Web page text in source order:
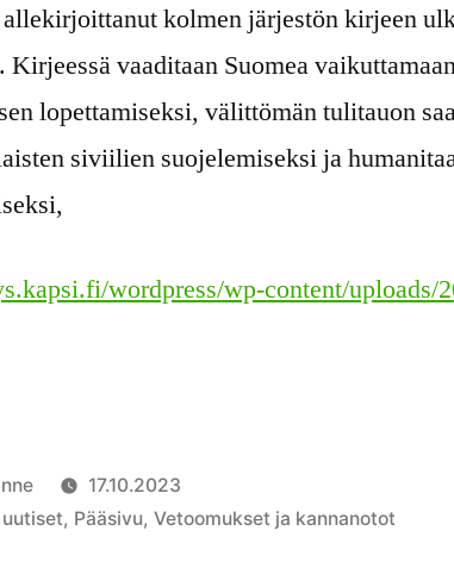
kolmen järjestön kirjeen
Kirjeessä vaaditaan Suomea
lopettamiseksi, välittömän tulitauon
siviilien suojelemiseksi ja
wordpress/wp-content/uploads/
17.10.2023
, Pääsivu,Vetoomukset ja kannanotot